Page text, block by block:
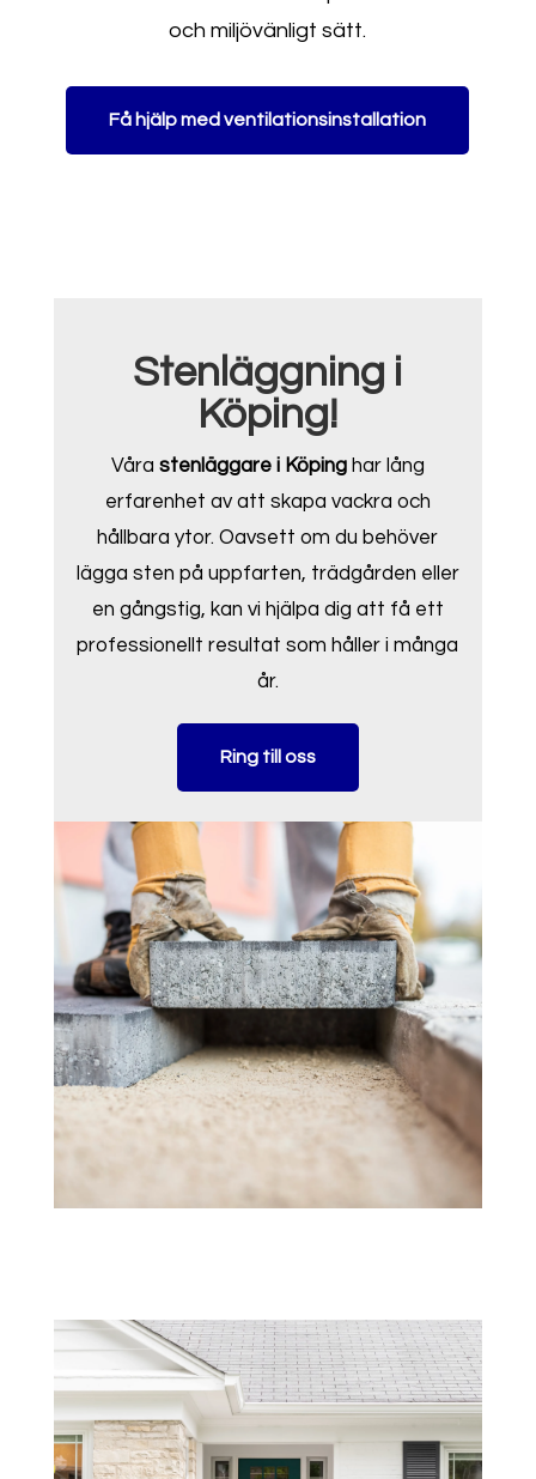
och miljövänligt sätt.
Få hjälp med ventilationsinstallation
Stenläggning i
Köping!
Våra stenläggare i Köpinghar lång
erfarenhet av att skapa vackra och
hållbara ytor. Oavsett om du behöver
lägga sten på uppfarten, trädgården eller
en gångstig, kan vi hjälpa dig att få ett
professionellt resultat som håller i många
år.
Ring till oss